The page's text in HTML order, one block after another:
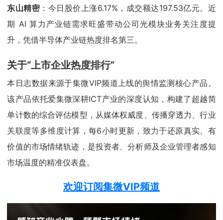
东山精密：今日股价上涨6.17%，成交额达197.53亿元。近
期 AI 算力产业链需求旺盛带动公司光模块业务关注度提
升，凭借半导体产业链热度排名第三。
关于“上市企业热度排行”
本日志数据来源于集微VIP频道上线的舆情监测核心产品。
该产品依托爱集微深耕ICT产业的深度认知，构建了超越简
单计数的综合评估模型，从媒体权威度、传播穿透力、行业
关联度等多维度计算，每6小时更新，致力于还原真实、有
价值的市场情绪轨迹，是投资者、分析师及企业管理者感知
市场温度的精准仪表盘。
欢迎订阅集微VIP频道